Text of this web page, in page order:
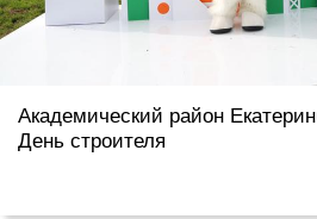
Академический район
День строителя